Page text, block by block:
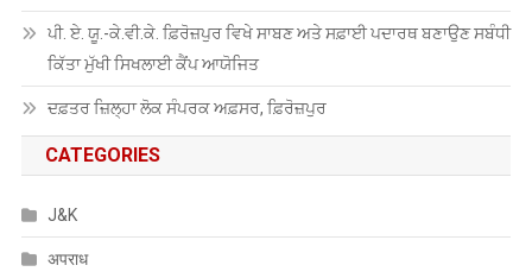
ਪੀ. ਏ. ਯੂ.-ਕੇ.ਵੀ.ਕੇ. ਫ਼ਿਰੋਜ਼ਪੁਰ ਵਿਖੇ ਸਾਬਣ ਅਤੇ ਸਫ਼ਾਈ ਪਦਾਰਥ ਬਣਾਉਣ ਸਬੰਧੀ
ਕਿੱਤਾ ਮੁੱਖੀ ਸਿਖਲਾਈ ਕੈਂਪ ਆਯੋਜਿਤ
ਦਫ਼ਤਰ ਜ਼ਿਲ੍ਹਾ ਲੋਕ ਸੰਪਰਕ ਅਫ਼ਸਰ, ਫ਼ਿਰੋਜ਼ਪੁਰ
CATEGORIES
J&K
अपराध